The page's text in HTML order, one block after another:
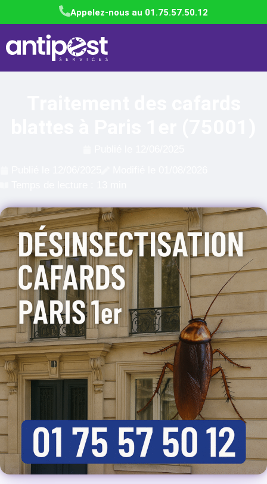
Appelez-nous au 01.75.57.50.12